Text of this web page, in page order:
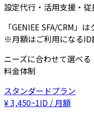
設定代行・活用支援・従
「GENIEE SFA/CRM」
※月額はご利用になるID
ニーズに合わせて選べる
料金体制
スタンダードプラン
¥3,450~1ID / 月額